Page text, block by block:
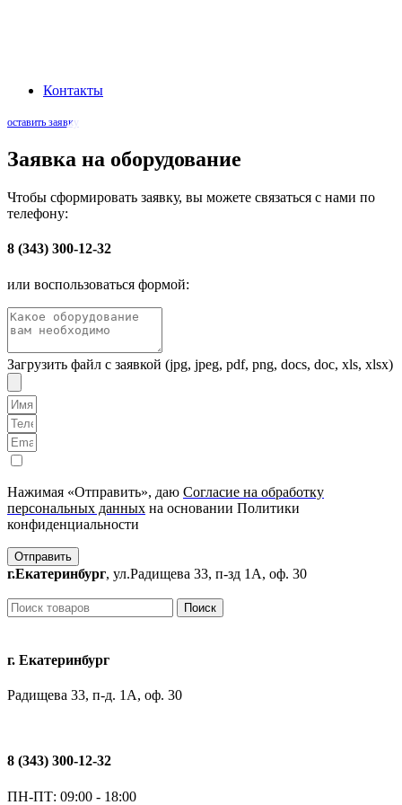
Контакты
оставить заявку
Заявка на оборудование
Чтобы сформировать заявку, вы можете связаться с нами по
телефону:
8 (343) 300-12-32
или воспользоваться формой:
Загрузить файл с заявкой (jpg, jpeg, pdf, png, docs, doc, xls, xlsx)
Нажимая «Отправить», даю Согласие на обработку
персональных данных на основании Политики
конфиденциальности
Отправить
г.Екатеринбург, ул.Радищева 33, п-зд 1А, оф. 30
Поиск
г. Екатеринбург
Радищева 33, п-д. 1А, оф. 30
8 (343) 300-12-32
ПН-ПТ: 09:00 - 18:00